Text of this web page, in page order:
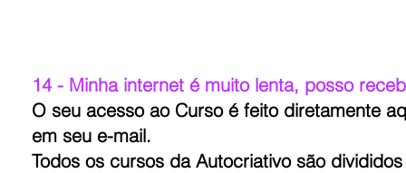
14 - Minha internet é muito lenta, posso
O seu acesso ao Curso é feito diretamente
em seu e-mail.
Todos os cursos da Autocriativo são